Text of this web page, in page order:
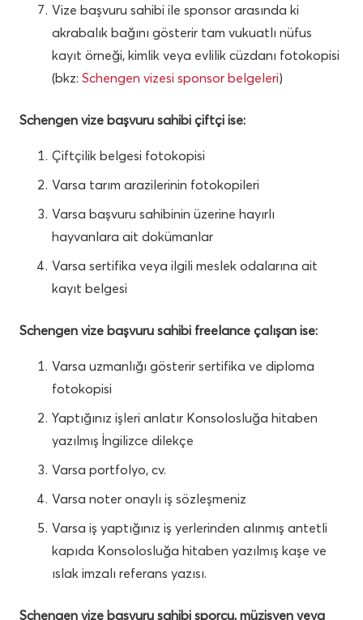
Vize başvuru sahibi ile sponsor arasında ki
akrabalık bağını gösterir tam vukuatlı nüfus
kayıt örneği, kimlik veya evlilik cüzdanı fotokopisi
(bkz: Schengen vizesi sponsor belgeleri)
Schengen vize başvuru sahibi çiftçi ise:
Çiftçilik belgesi fotokopisi
Varsa tarım arazilerinin fotokopileri
Varsa başvuru sahibinin üzerine hayırlı
hayvanlara ait dokümanlar
Varsa sertifika veya ilgili meslek odalarına ait
kayıt belgesi
Schengen vize başvuru sahibi freelance çalışan ise:
Varsa uzmanlığı gösterir sertifika ve diploma
fotokopisi
Yaptığınız işleri anlatır Konsolosluğa hitaben
yazılmış İngilizce dilekçe
Varsa portfolyo, cv.
Varsa noter onaylı iş sözleşmeniz
Varsa iş yaptığınız iş yerlerinden alınmış antetli
kapıda Konsolosluğa hitaben yazılmış kaşe ve
ıslak imzalı referans yazısı.
Schengen vize başvuru sahibi sporcu, müzisyen veya